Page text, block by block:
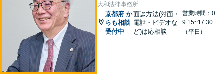
大和法律事務所
京都府 か
らも相談
受付中
面談方法(対面・
電話・ビデオな
ど)は応相談
営業時間：0
9:15~17:30
（平日）